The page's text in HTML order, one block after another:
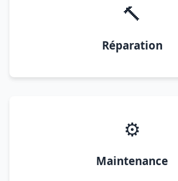
🔨
Réparation
⚙️
Maintenance